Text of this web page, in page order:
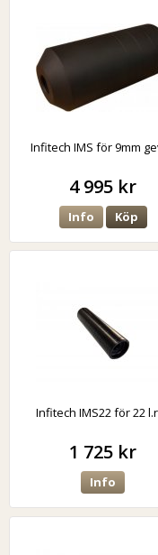
Infitech IMS för 9mm
4 995 kr
Info Köp
Infitech IMS22 för 22
1 725 kr
Info